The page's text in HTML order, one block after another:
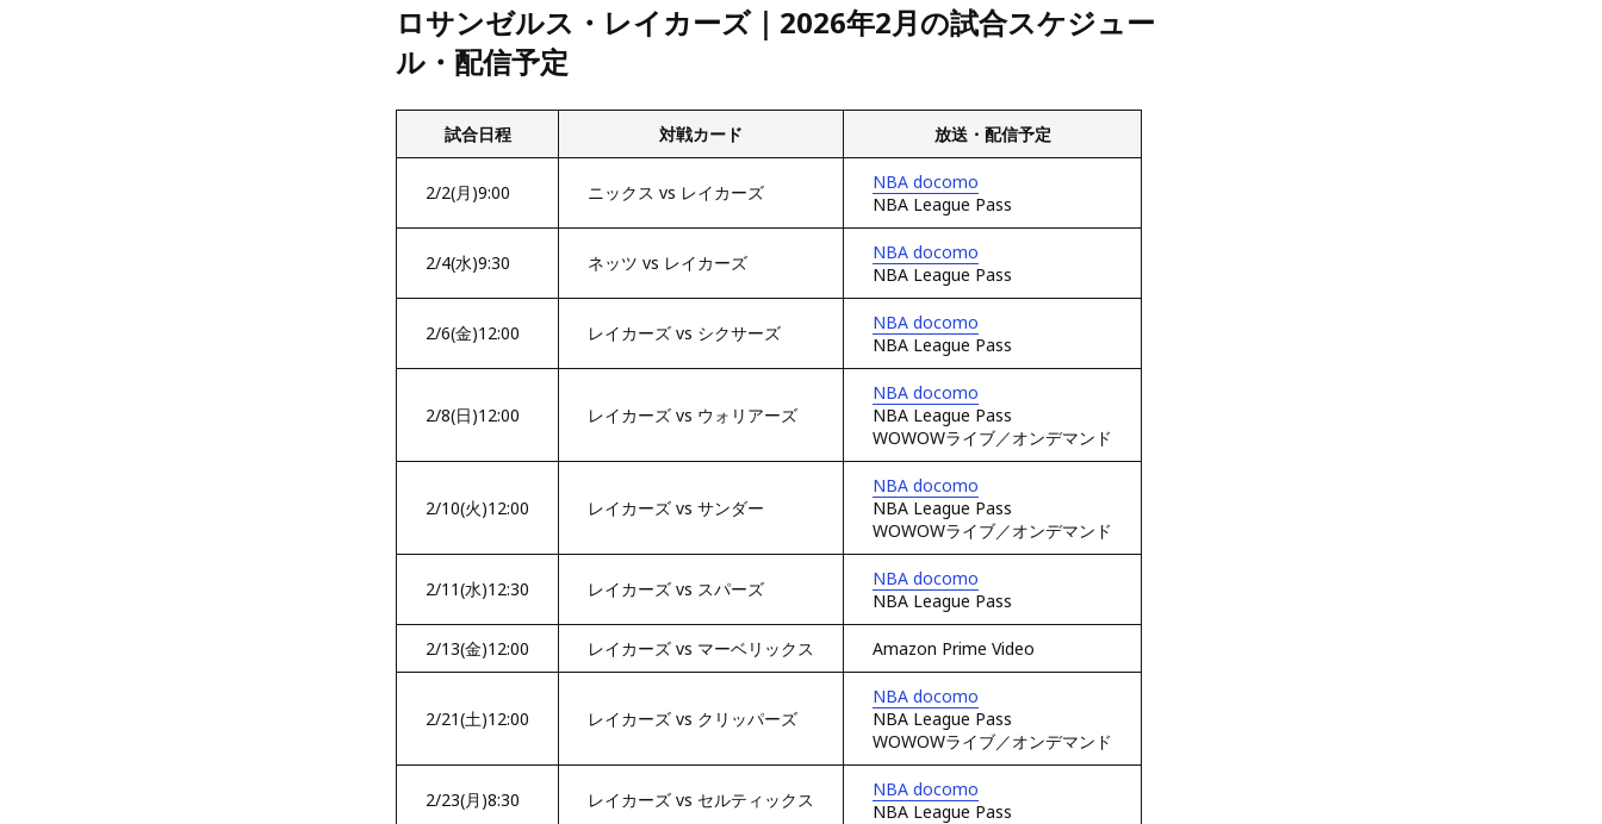
ロサンゼルス・レイカーズ｜2026年2月の試合スケジュー
ル・配信予定
試合日程 対戦カード 放送・配信予定
2/2(月)9:00 ニックス vs レイカーズ
NBA docomo
NBA League Pass
2/4(水)9:30 ネッツ vs レイカーズ
NBA docomo
NBA League Pass
2/6(金)12:00 レイカーズ vs シクサーズ
NBA docomo
NBA League Pass
2/8(日)12:00 レイカーズ vs ウォリアーズ
NBA docomo
NBA League Pass
WOWOWライブ／オンデマンド
2/10(火)12:00 レイカーズ vs サンダー
NBA docomo
NBA League Pass
WOWOWライブ／オンデマンド
2/11(水)12:30 レイカーズ vs スパーズ
NBA docomo
NBA League Pass
2/13(金)12:00 レイカーズ vs マーベリックス Amazon Prime Video
2/21(土)12:00 レイカーズ vs クリッパーズ
NBA docomo
NBA League Pass
WOWOWライブ／オンデマンド
2/23(月)8:30 レイカーズ vs セルティックス
NBA docomo
NBA League Pass